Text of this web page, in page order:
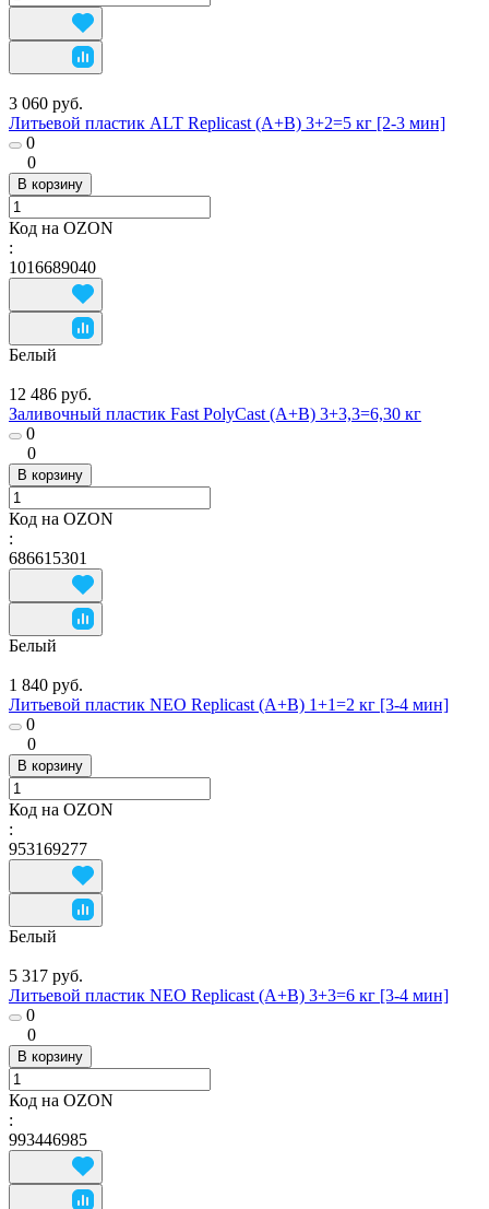
3 060 руб.
Литьевой пластик ALT Replicast (А+В) 3+2=5 кг [2-3 мин]
0
0
В корзину
Код на OZON
:
1016689040
Белый
12 486 руб.
Заливочный пластик Fast PolyCast (A+B) 3+3,3=6,30 кг
0
0
В корзину
Код на OZON
:
686615301
Белый
1 840 руб.
Литьевой пластик NEO Replicast (А+В) 1+1=2 кг [3-4 мин]
0
0
В корзину
Код на OZON
:
953169277
Белый
5 317 руб.
Литьевой пластик NEO Replicast (А+В) 3+3=6 кг [3-4 мин]
0
0
В корзину
Код на OZON
:
993446985